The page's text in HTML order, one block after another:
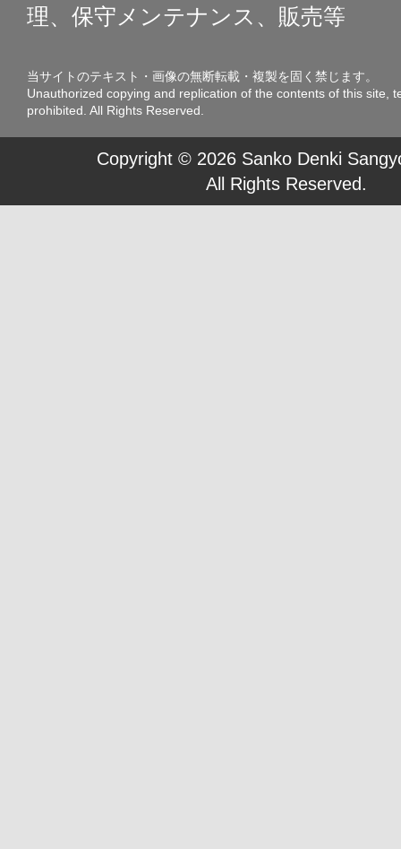
理、保守メンテナンス、販売等
当サイトのテキスト・画像の無断転載・複製を固く禁じます。
Unauthorized copying and replication of the contents of this site,
prohibited. All Rights Reserved.
Copyright © 2026 Sanko Denki
All Rights Reserved.